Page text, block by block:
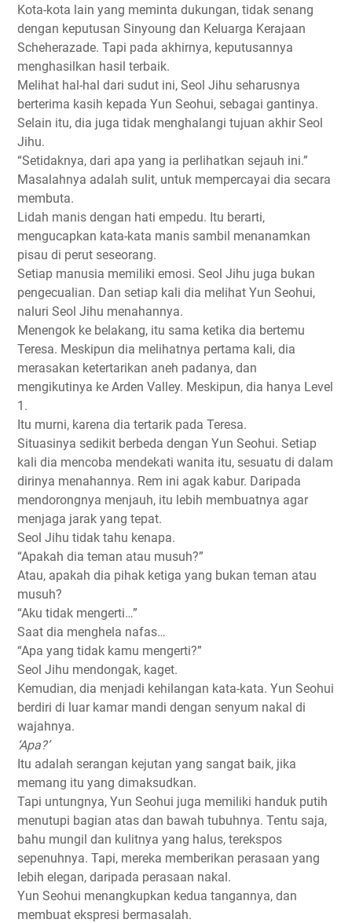
Kota-kota lain yang meminta dukungan, tidak senang
dengan keputusan Sinyoung dan Keluarga Kerajaan
Scheherazade. Tapi pada akhirnya, keputusannya
menghasilkan hasil terbaik.
Melihat hal-hal dari sudut ini, Seol Jihu seharusnya
berterima kasih kepada Yun Seohui, sebagai gantinya.
Selain itu, dia juga tidak menghalangi tujuan akhir Seol
Jihu.
“Setidaknya, dari apa yang ia perlihatkan sejauh ini.”
Masalahnya adalah sulit, untuk mempercayai dia secara
membuta.
Lidah manis dengan hati empedu. Itu berarti,
mengucapkan kata-kata manis sambil menanamkan
pisau di perut seseorang.
Setiap manusia memiliki emosi. Seol Jihu juga bukan
pengecualian. Dan setiap kali dia melihat Yun Seohui,
naluri Seol Jihu menahannya.
Menengok ke belakang, itu sama ketika dia bertemu
Teresa. Meskipun dia melihatnya pertama kali, dia
merasakan ketertarikan aneh padanya, dan
mengikutinya ke Arden Valley. Meskipun, dia hanya Level
1.
Itu murni, karena dia tertarik pada Teresa.
Situasinya sedikit berbeda dengan Yun Seohui. Setiap
kali dia mencoba mendekati wanita itu, sesuatu di dalam
dirinya menahannya. Rem ini agak kabur. Daripada
mendorongnya menjauh, itu lebih membuatnya agar
menjaga jarak yang tepat.
Seol Jihu tidak tahu kenapa.
“Apakah dia teman atau musuh?”
Atau, apakah dia pihak ketiga yang bukan teman atau
musuh?
“Aku tidak mengerti…”
Saat dia menghela nafas…
“Apa yang tidak kamu mengerti?”
Seol Jihu mendongak, kaget.
Kemudian, dia menjadi kehilangan kata-kata. Yun Seohui
berdiri di luar kamar mandi dengan senyum nakal di
wajahnya.
‘Apa?’
Itu adalah serangan kejutan yang sangat baik, jika
memang itu yang dimaksudkan.
Tapi untungnya, Yun Seohui juga memiliki handuk putih
menutupi bagian atas dan bawah tubuhnya. Tentu saja,
bahu mungil dan kulitnya yang halus, terekspos
sepenuhnya. Tapi, mereka memberikan perasaan yang
lebih elegan, daripada perasaan nakal.
Yun Seohui menangkupkan kedua tangannya, dan
membuat ekspresi bermasalah.